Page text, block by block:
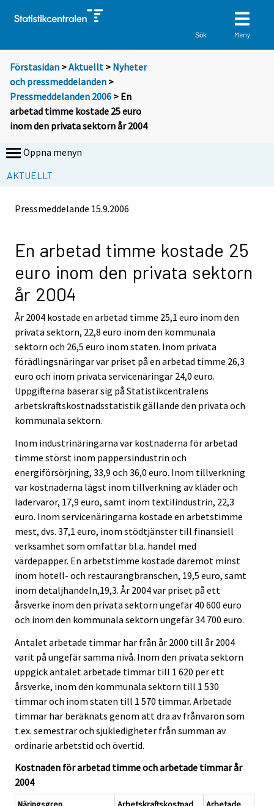
Sök Meny
Förstasidan >Aktuellt > Nyheter
och pressmeddelanden >
Pressmeddelanden 2006 > En
arbetad timme kostade 25 euro
inom den privata sektorn år 2004
Öppna menyn
AKTUELLT
Pressmeddelande 15.9.2006
En arbetad timme kostade 25
euro inom den privata sektorn
år 2004
År 2004 kostade en arbetad timme 25,1 euro inom den
privata sektorn, 22,8 euro inom den kommunala
sektorn och 26,5 euro inom staten. Inom privata
förädlingsnäringar var priset på en arbetad timme 26,3
euro och inom privata servicenäringar 24,0 euro.
Uppgifterna baserar sig på Statistikcentralens
arbetskraftskostnadsstatistik gällande den privata och
kommunala sektorn.
Inom industrinäringarna var kostnaderna för arbetad
timme störst inom pappersindustrin och
energiförsörjning, 33,9 och 36,0 euro. Inom tillverkning
var kostnaderna lägst inom tillverkning av kläder och
lädervaror, 17,9 euro, samt inom textilindustrin, 22,3
euro. Inom servicenäringarna kostade en arbetstimme
mest, dvs. 37,1 euro, inom stödtjänster till finansiell
verksamhet som omfattar bl.a. handel med
värdepapper. En arbetstimme kostade däremot minst
inom hotell- och restaurangbranschen, 19,5 euro, samt
inom detaljhandeln,19,3. År 2004 var priset på ett
årsverke inom den privata sektorn ungefär 40 600 euro
och inom den kommunala sektorn ungefär 34 700 euro.
Antalet arbetade timmar har från år 2000 till år 2004
varit på ungefär samma nivå. Inom den privata sektorn
uppgick antalet arbetade timmar till 1 620 per ett
årsverke, inom den kommunala sektorn till 1 530
timmar och inom staten till 1 570 timmar. Arbetade
timmar har beräknats genom att dra av frånvaron som
t.ex. semestrar och sjukledigheter från summan av
ordinarie arbetstid och övertid.
Kostnaden för arbetad timme och arbetade timmar år
2004